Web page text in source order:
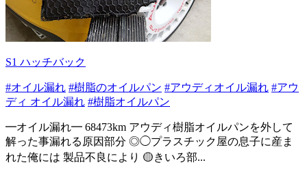
S1 ハッチバック
#オイル漏れ #樹脂のオイルパン #アウディオイル漏れ #アウ
ディ オイル漏れ #樹脂オイルパン
━オイル漏れ━ 68473km アウディ樹脂オイルパンを外して
解った事漏れる原因部分 ◎◯プラスチック屋の息子に産ま
れた俺には 製品不良により 🟡きいろ部...